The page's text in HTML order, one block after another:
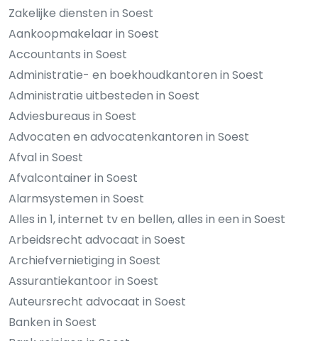
Zakelijke diensten in Soest
Aankoopmakelaar in Soest
Accountants in Soest
Administratie- en boekhoudkantoren in Soest
Administratie uitbesteden in Soest
Adviesbureaus in Soest
Advocaten en advocatenkantoren in Soest
Afval in Soest
Afvalcontainer in Soest
Alarmsystemen in Soest
Alles in 1, internet tv en bellen, alles in een in Soest
Arbeidsrecht advocaat in Soest
Archiefvernietiging in Soest
Assurantiekantoor in Soest
Auteursrecht advocaat in Soest
Banken in Soest